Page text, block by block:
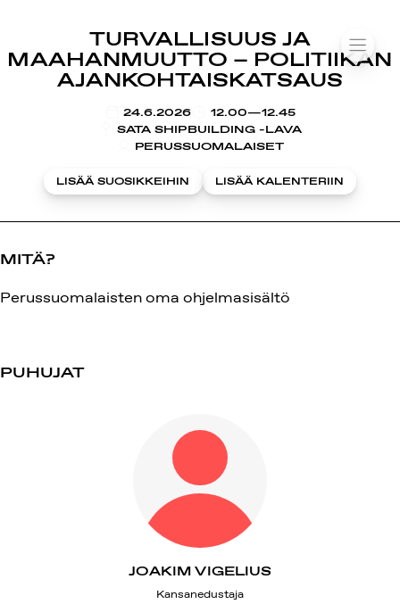
sisältöön
TURVALLISUUS JA
MAAHANMUUTTO – POLITIIKAN
AJANKOHTAISKATSAUS
24.6.2026
KLO
12.00—12.45
SATA SHIPBUILDING -LAVA
PERUSSUOMALAISET
LISÄÄ SUOSIKKEIHIN LISÄÄ KALENTERIIN
MITÄ?
Perussuomalaisten oma ohjelmasisältö
PUHUJAT
JOAKIM VIGELIUS
Kansanedustaja